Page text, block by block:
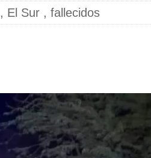
, El Sur , fallecidos